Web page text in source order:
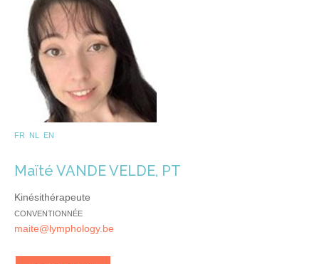
FR NL EN
Maïté VANDE VELDE, PT
Kinésithérapeute
CONVENTIONNÉE
maite@lymphology.be